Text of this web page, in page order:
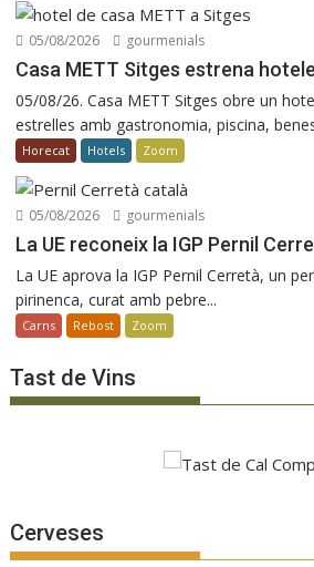
05/08/2026 gourmenials
Casa METT Sitges estrena
05/08/26. Casa METT Sitges obre un
estrelles amb gastronomia, piscina,
Horecat Hotels Zoom
05/08/2026 gourmenials
La UE reconeix la IGP Pernil
La UE aprova la IGP Pernil Cerretà, un
pirinenca, curat amb pebre...
Carns Rebost Zoom
Tast de Vins
Cerveses